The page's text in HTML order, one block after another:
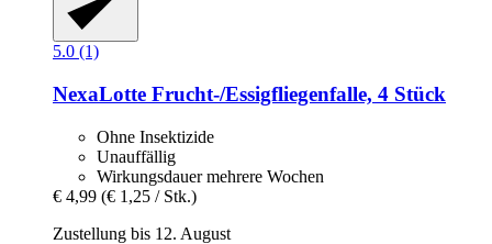
5.0 (1)
NexaLotte Frucht-​/Essigfliegenfalle, 4 Stück
Ohne Insektizide
Unauffällig
Wirkungsdauer mehrere Wochen
€ 4,99 (€ 1,25 / Stk.)
Zustellung bis 12. August